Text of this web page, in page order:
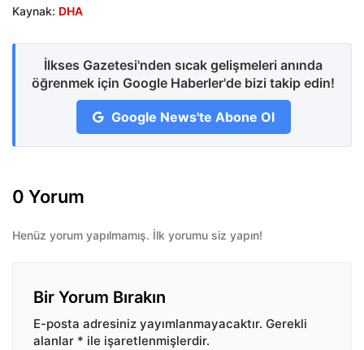
Kaynak: DHA
İlkses Gazetesi'nden sıcak gelişmeleri anında
öğrenmek için Google Haberler'de bizi takip edin!
Google News'te Abone Ol
0 Yorum
Henüz yorum yapılmamış. İlk yorumu siz yapın!
Bir Yorum Bırakın
E-posta adresiniz yayımlanmayacaktır. Gerekli
alanlar * ile işaretlenmişlerdir.